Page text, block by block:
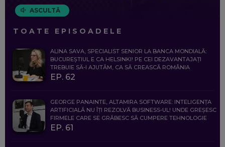
ASCULTĂ
TOATE EPISOADELE
ALINA SAVA, SPECIALIST SENIOR LA BANCA MONDIALĂ:
BUCUREȘTIUL E CA HELSINKI! PE CEI DEZAVANTAJAȚI
TREBUIE SĂ-I AJUTĂM, CA SĂ CREASCĂ ROMÂNIA
EP. 62
GEORGE PANAINTE, ALTAMIRA SOFTWARE: INTELIGENȚA
ARTIFICIALĂ NU ÎȚI REZOLVĂ BUSINESS-UL! UNDE GREȘESC
FIRMELE CARE SE GRĂBESC SĂ CUMPERE TEHNOLOGIE
EP. 61